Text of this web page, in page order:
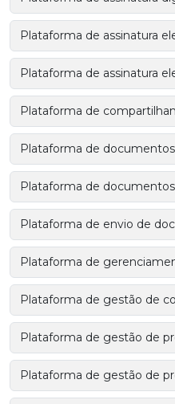
Plataforma de assinatura
Plataforma de assinatura
Plataforma de
Plataforma de documentos
Plataforma de
Plataforma de envio de
Plataforma de
Plataforma de gestão de
Plataforma de gestão de
Plataforma de gestão de